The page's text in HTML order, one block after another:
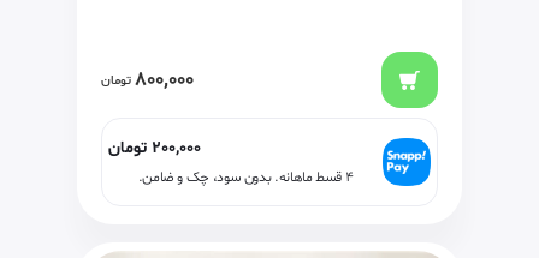
800,000 تومان
200,000 تومان
۴ قسط ماهانه. بدون سود، چک و ضامن.